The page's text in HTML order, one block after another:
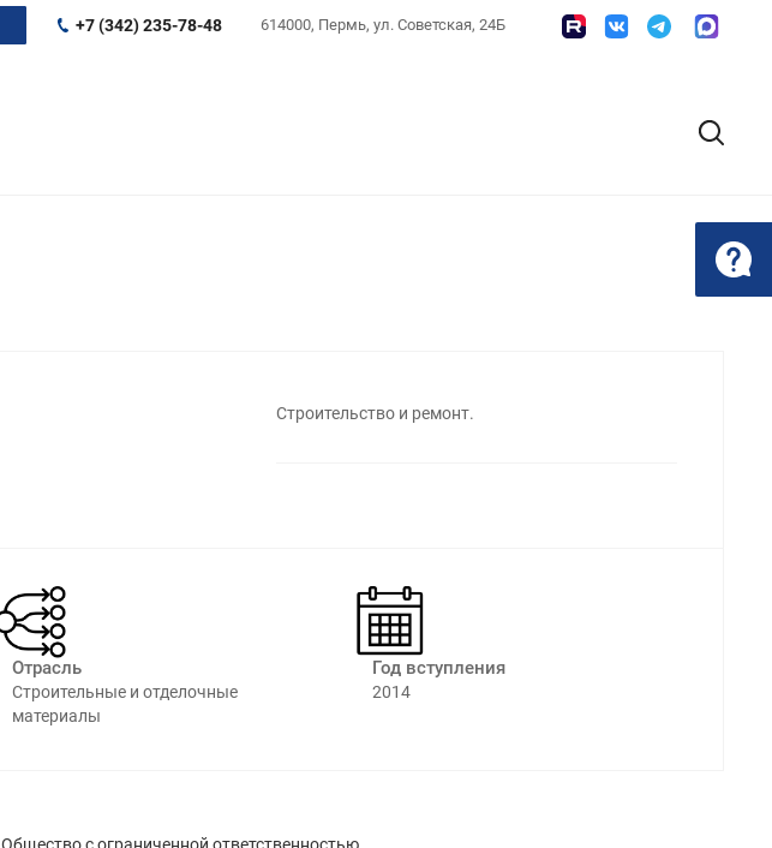
614000, Пермь, ул. Советская, 24Б
+7 (342) 235-78-48
Строительство и ремонт.
Отрасль
Строительные и отделочные
материалы⁠
Год вступления
2014